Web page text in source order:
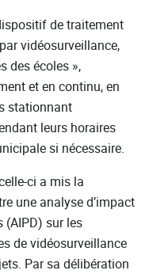
de traitement
vidéosurveillance,
des écoles »,
et en continu, en
stationnant
leurs horaires
si nécessaire.
ci a mis la
une analyse d’impact
(AIPD) sur les
de vidéosurveillance
Par sa délibération